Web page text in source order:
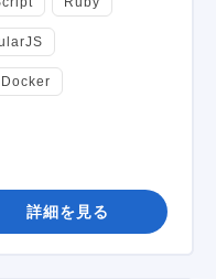
Docker
詳細を見る